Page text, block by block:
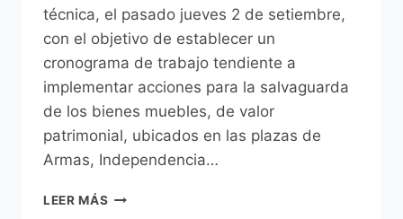
técnica, el pasado jueves 2 de setiembre,
con el objetivo de establecer un
cronograma de trabajo tendiente a
implementar acciones para la salvaguarda
de los bienes muebles, de valor
patrimonial, ubicados en las plazas de
Armas, Independencia…
LEER MÁS MUNICIPALIDAD